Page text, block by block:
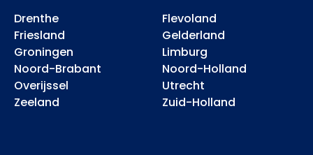
Drenthe
Flevoland
Friesland
Gelderland
Groningen
Limburg
Noord-Brabant
Noord-Holland
Overijssel
Utrecht
Zeeland
Zuid-Holland